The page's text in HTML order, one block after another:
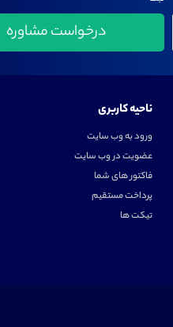
ناحیه کاربری
ورود به وب سایت
عضویت در وب سایت
فاکتور های شما
پرداخت مستقیم
تیکت ها